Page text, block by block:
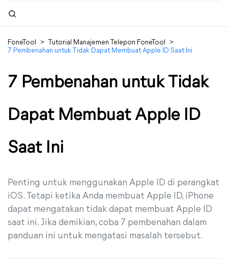
FoneTool > Tutorial Manajemen Telepon FoneTool
>
7 Pembenahan untuk Tidak Dapat Membuat Apple ID Saat Ini
7 Pembenahan untuk Tidak
Dapat Membuat Apple ID
Saat Ini
Penting untuk menggunakan Apple ID di perangkat
iOS. Tetapi ketika Anda membuat Apple ID, iPhone
dapat mengatakan tidak dapat membuat Apple ID
saat ini. Jika demikian, coba 7 pembenahan dalam
panduan ini untuk mengatasi masalah tersebut.